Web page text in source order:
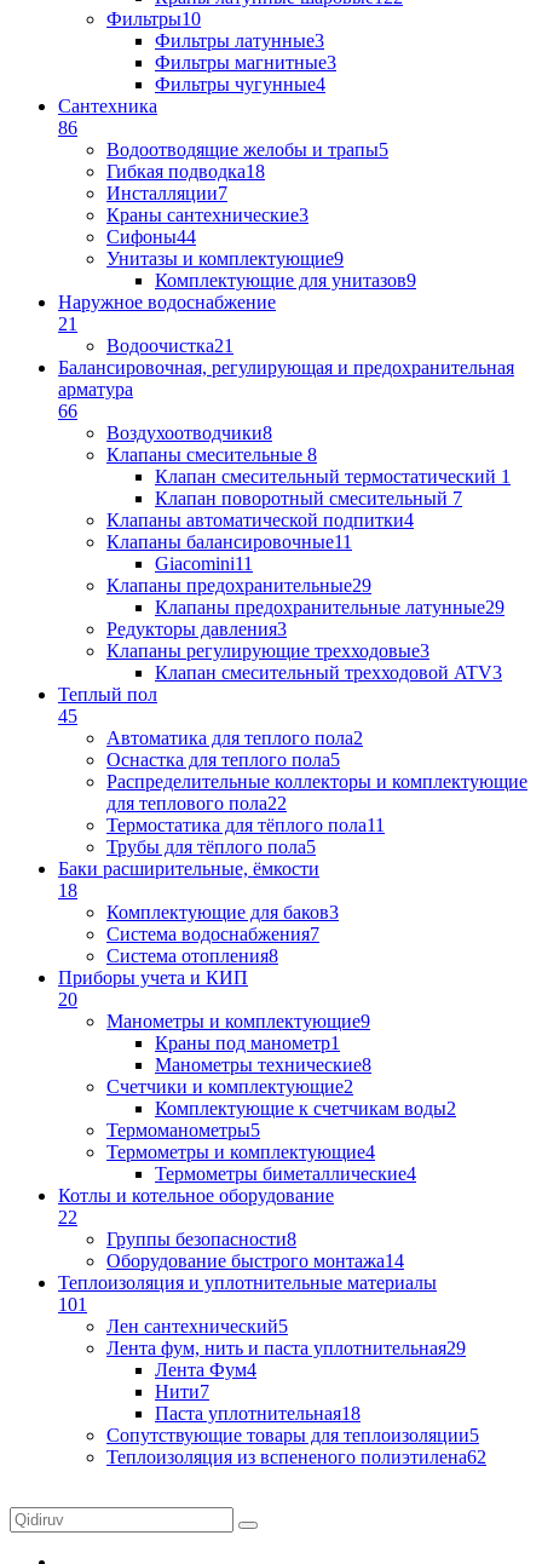
Фильтры10
Фильтры латунные3
Фильтры магнитные3
Фильтры чугунные4
Сантехника
86
Водоотводящие желобы и трапы5
Гибкая подводка18
Инсталляции7
Краны сантехнические3
Сифоны44
Унитазы и комплектующие9
Комплектующие для унитазов9
Наружное водоснабжение
21
Водоочистка21
Балансировочная, регулирующая и предохранительная
арматура
66
Воздухоотводчики8
Клапаны cмесительные 8
Клапан cмесительный термостатический 1
Клапан поворотный cмесительный 7
Клапаны автоматической подпитки4
Клапаны балансировочные11
Giacomini11
Клапаны предохранительные29
Клапаны предохранительные латунные29
Редукторы давления3
Клапаны регулирующие трехходовые3
Клапан смесительный трехходовой ATV3
Теплый пол
45
Автоматика для теплого пола2
Оснастка для теплого пола5
Распределительные коллекторы и комплектующие
для теплового пола22
Термостатика для тёплого пола11
Трубы для тёплого пола5
Баки расширительные, ёмкости
18
Комплектующие для баков3
Система водоснабжения7
Система отопления8
Приборы учета и КИП
20
Манометры и комплектующие9
Краны под манометр1
Манометры технические8
Счетчики и комплектующие2
Комплектующие к счетчикам воды2
Термоманометры5
Термометры и комплектующие4
Термометры биметаллические4
Котлы и котельное оборудование
22
Группы безопасности8
Оборудование быстрого монтажа14
Теплоизоляция и уплотнительные материалы
101
Лен сантехнический5
Лента фум, нить и паста уплотнительная29
Лента Фум4
Нити7
Паста уплотнительная18
Сопутствующие товары для теплоизоляции5
Теплоизоляция из вспененого полиэтилена62